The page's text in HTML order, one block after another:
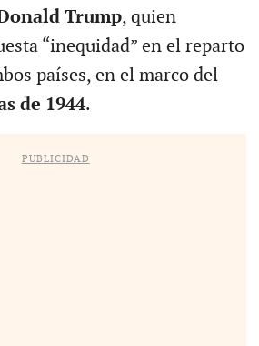
Trump, quien
“inequidad” en el reparto
países, en el marco del
de 1944.
PUBLICIDAD